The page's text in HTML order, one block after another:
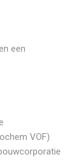
een
VOF)